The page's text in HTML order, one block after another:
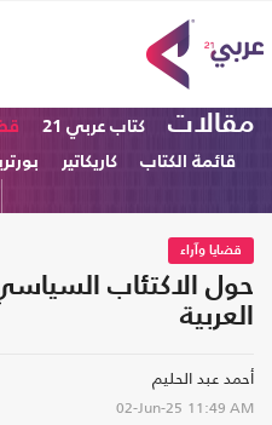
مقالات كتاب عربي 21
قائمة الكتاب
كاريكاتير
قضايا وآراء
حول الاكتئاب
العربية
أحمد عبد الحليم‎
02-Jun-25 11:49 AM